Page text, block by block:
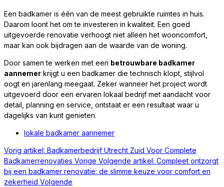
Een badkamer is één van de meest gebruikte ruimtes in huis.
Daarom loont het om te investeren in kwaliteit. Een goed
uitgevoerde renovatie verhoogt niet alleen het wooncomfort,
maar kan ook bijdragen aan de waarde van de woning.
Door samen te werken met een betrouwbare badkamer
aannemer krijgt u een badkamer die technisch klopt, stijlvol
oogt en jarenlang meegaat. Zeker wanneer het project wordt
uitgevoerd door een ervaren lokaal bedrijf met aandacht voor
detail, planning en service, ontstaat er een resultaat waar u
dagelijks van kunt genieten.
lokale badkamer aannemer
Vorig artikel: Badkamerbedrijf Utrecht Zuid Voor Complete
Badkamerrenovaties Vorige Volgende artikel: Compleet ontzorgt
bij een badkamer renovatie: de slimme keuze voor comfort en
zekerheid Volgende